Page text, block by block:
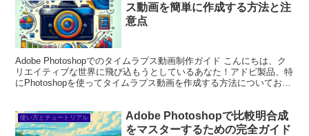
ス動画を簡単に作成する方法と注
意点
Adobe Photoshopでのタイムラプス動画制作ガイド こんにちは、ク
リエイティブな世界に飛び込もうとしているあなた！アドビ製品、特
にPhotoshopを使ってタイムラプス動画を作成する方法についてお話
使い方とチュートリアル
Adobe Photoshopで比較明合成
をマスターするための完全ガイド